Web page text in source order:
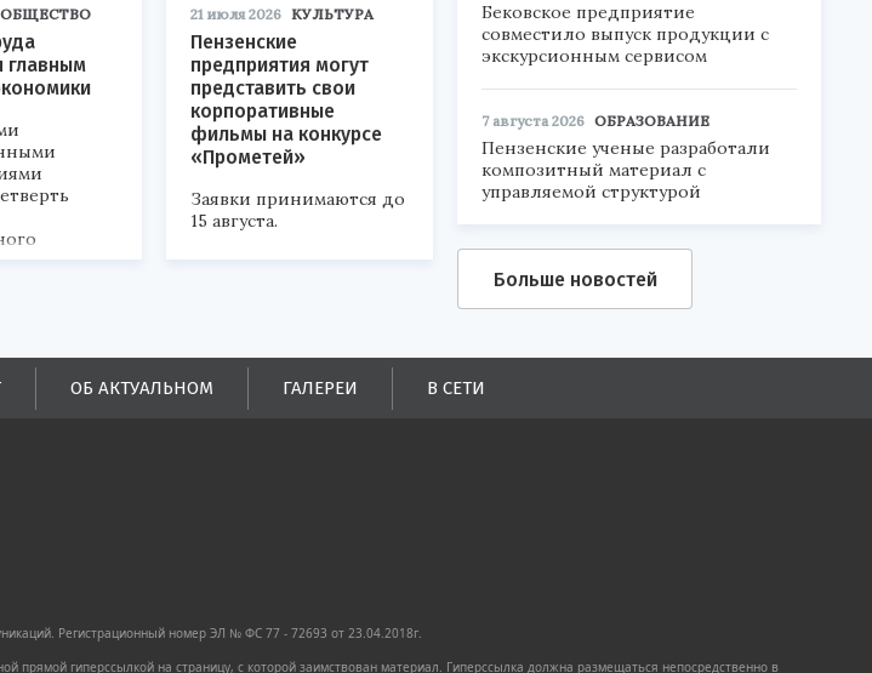
ОБЩЕСТВО
главным
21 июля 2026 КУЛЬТУРА
Пензенские
предприятия могут
представить свои
корпоративные
фильмы на конкурсе
«Прометей»
Заявки принимаются до
15 августа.
Бековское предприятие
совместило выпуск продукции с
экскурсионным сервисом
7 августа 2026 ОБРАЗОВАНИЕ
Пензенские ученые разработали
композитный материал с
управляемой структурой
Больше новостей
ОБ АКТУАЛЬНОМ ГАЛЕРЕИ В СЕТИ
Регистрационный номер ЭЛ № ФС 77 - 72693 от 23.04.2018г.
гиперссылкой на страницу, с которой заимствован материал. Гиперссылка должна размещаться непосредственно в